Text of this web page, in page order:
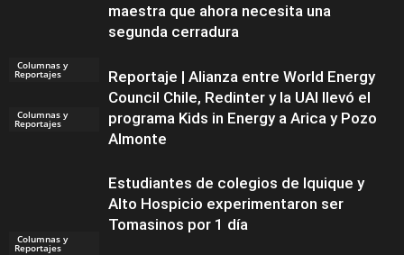
Columnas y
Reportajes
Columnas y
Reportajes
maestra que ahora necesita una
segunda cerradura
Columnas y
Reportajes
Reportaje | Alianza entre World Energy
Council Chile, Redinter y la UAI llevó el
programa Kids in Energy a Arica y Pozo
Almonte
Estudiantes de colegios de Iquique y
Alto Hospicio experimentaron ser
Tomasinos por 1 día